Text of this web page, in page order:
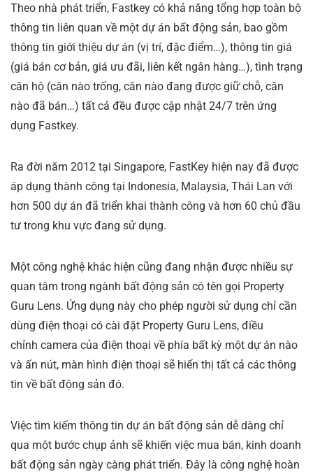
Theo nhà phát triển, Fastkey có khả năng tổng hợp toàn bộ
thông tin liên quan về một dự án bất động sản, bao gồm
thông tin giới thiệu dự án (vị trí, đặc điểm…), thông tin giá
(giá bán cơ bản, giá ưu đãi, liên kết ngân hàng…), tình trạng
căn hộ (căn nào trống, căn nào đang được giữ chỗ, căn
nào đã bán…) tất cả đều được cập nhật 24/7 trên ứng
dụng Fastkey.
Ra đời năm 2012 tại Singapore, FastKey hiện nay đã được
áp dụng thành công tại Indonesia, Malaysia, Thái Lan với
hơn 500 dự án đã triển khai thành công và hơn 60 chủ đầu
tư trong khu vực đang sử dụng.
Một công nghệ khác hiện cũng đang nhận được nhiều sự
quan tâm trong ngành bất động sản có tên gọi Property
Guru Lens. Ứng dụng này cho phép người sử dụng chỉ cần
dùng điện thoại có cài đặt Property Guru Lens, điều
chỉnh camera của điện thoại về phía bất kỳ một dự án nào
và ấn nút, màn hình điện thoại sẽ hiển thị tất cả các thông
tin về bất động sản đó.
Việc tìm kiếm thông tin dự án bất động sản dễ dàng chỉ
qua một bước chụp ảnh sẽ khiến việc mua bán, kinh doanh
bất động sản ngày càng phát triển. Đây là công nghệ hoàn